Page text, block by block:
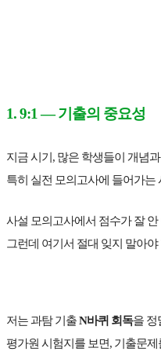
1. 9:1 — 기출의 중요성
지금 시기, 많은 학생들이 개념
특히 실전 모의고사에 들어가는
사설 모의고사에서 점수가 잘
그런데 여기서 절대 잊지 말아
저는 과탐 기출N바퀴 회독을 정
평가원 시험지를 보면, 기출문